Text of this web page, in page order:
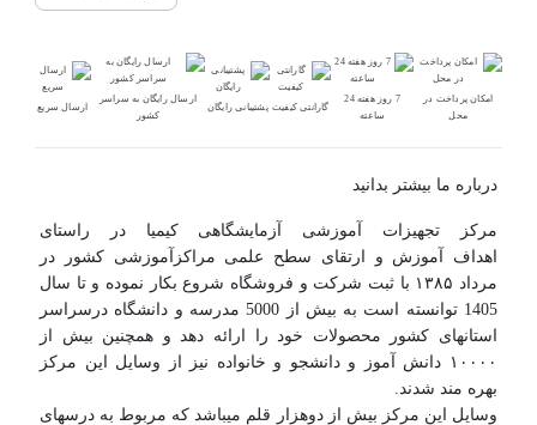
امکان پرداخت در
محل
7 روز هفته 24
ساعته
گارانتی کیفیت پشتیبانی رایگان
ارسال رایگان به سراسر
کشور
ارسال سریع
درباره ما بیشتر بدانید
مرکز تجهیزات آموزشی آزمایشگاهی کیمیا در راستای
اهداف آموزش و ارتقای سطح علمی مراکزآموزشی کشور در
مرداد ۱۳۸۵ با ثبت شرکت و فروشگاه شروع بکار نموده و تا سال
1405 توانسته است به بیش از 5000 مدرسه و دانشگاه درسراسر
استانهای کشور محصولات خود را ارائه دهد و همچنین بیش از
۱۰۰۰۰ دانش آموز و دانشجو و خانواده نیز از وسایل این مرکز
بهره مند شدند.
وسایل این مرکز بیش از دوهزار قلم میباشد که مربوط به درسهای